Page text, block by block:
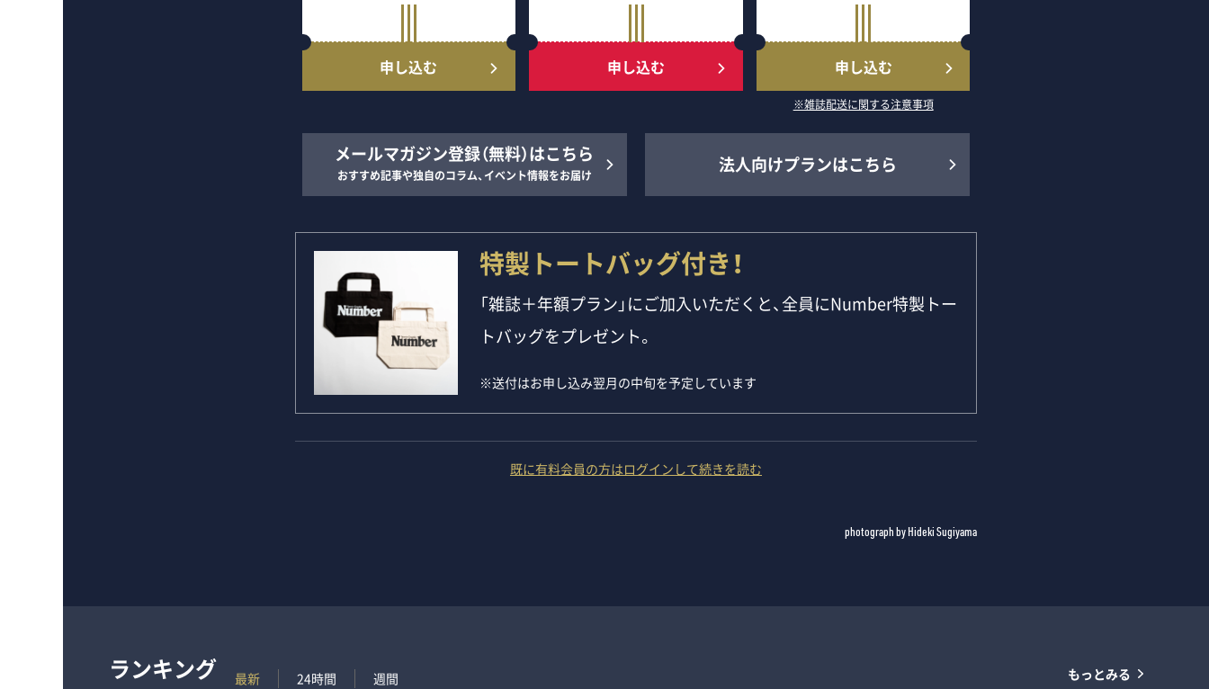
申し込む 申し込む 申し込む
※雑誌配送に関する注意事項
メールマガジン登録（無料）はこちら
おすすめ記事や独自のコラム、イベント情報をお届け 法人向けプランはこちら
特製トートバッグ付き！
「雑誌＋年額プラン」にご加入いただくと、全員にNumber特製トー
トバッグをプレゼント。
※送付はお申し込み翌月の中旬を予定しています
既に有料会員の方はログインして続きを読む
photograph by Hideki Sugiyama
ランキング 最新 24時間 週間 もっとみる